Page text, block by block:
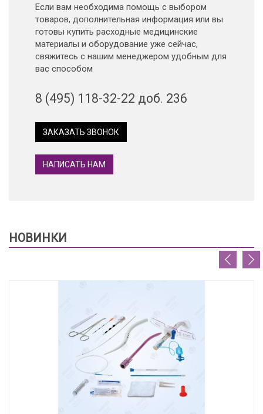
Если вам необходима помощь с выбором
товаров, дополнительная информация или вы
готовы купить расходные медицинские
материалы и оборудование уже сейчас,
свяжитесь с нашим менеджером удобным для
вас способом
8 (495) 118-32-22 доб. 236
ЗАКАЗАТЬ ЗВОНОК
НАПИСАТЬ НАМ
НОВИНКИ